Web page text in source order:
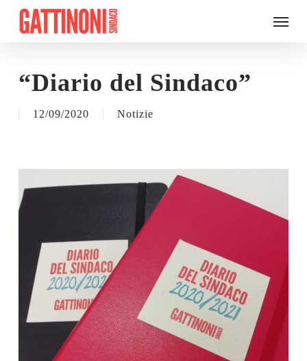
Skip
main
Menu
“Diario del Sindaco”
12/09/2020 Notizie